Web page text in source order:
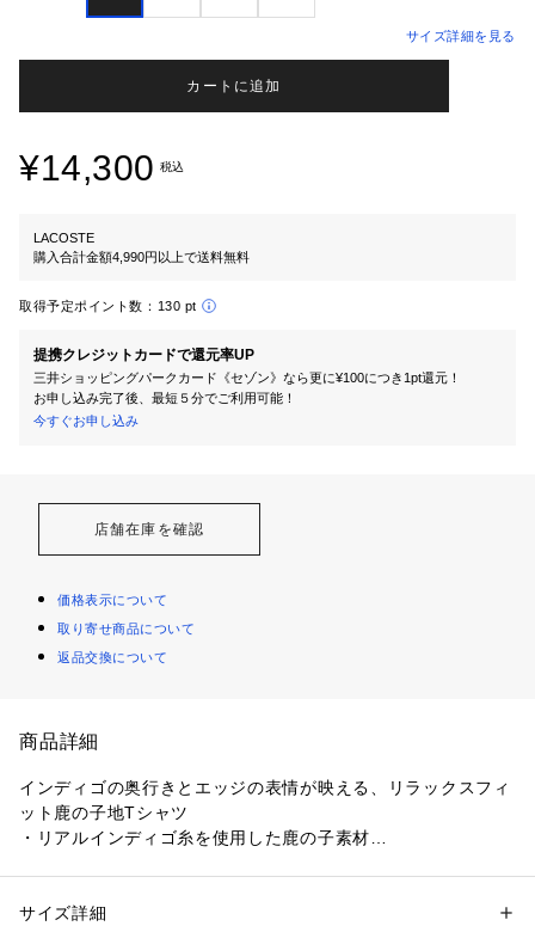
サイズ詳細を見る
カートに追加
¥14,300 税込
LACOSTE
購入合計金額4,990円以上で送料無料
取得予定ポイント数： 130 pt
提携クレジットカードで還元率UP
三井ショッピングパークカード《セゾン》なら更に¥100につき1pt還元！
お申し込み完了後、最短５分でご利用可能！
今すぐお申し込み
店舗在庫を確認
価格表示について
取り寄せ商品について
返品交換について
商品詳細
インディゴの奥行きとエッジの表情が映える、リラックスフィ
ット鹿の子地Tシャツ
・リアルインディゴ糸を使用した鹿の子素材
・トレンドに寄り添うリラックスフィットシルエット
性別：レディース
サイズ詳細